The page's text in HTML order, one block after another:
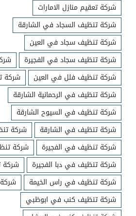
شركة تعقيم منازل الامارات
شركة تنظيف السجاد في الشارقة
شركة تنظيف سجاد في العين
شركة تنظيف سجاد في الفجيرة
شركة تنظيف فلل في العين
شركة
شركة تنظيف في الرحمانية الشارقة
شركة تنظيف في السيوح الشارقة
شركة تنظيف في الشارقة
شركة
شركة تنظيف في الفجيرة
شركة
شركة تنظيف في دبا الفجيرة
شركة تنظيف في راس الخيمة
شركة تنظيف كنب في ابوظبي